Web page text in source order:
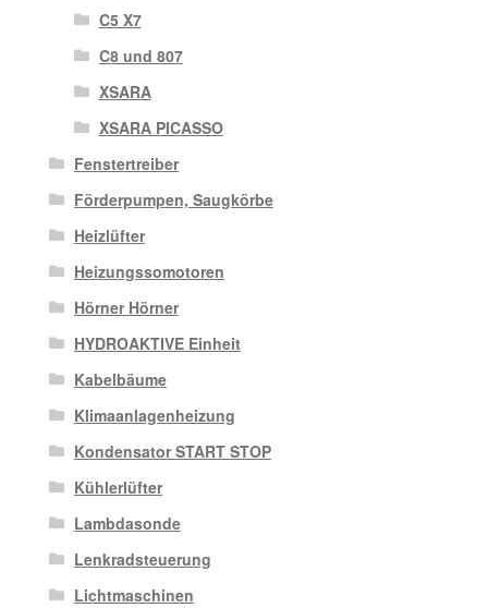
C5 X7
C8 und 807
XSARA
XSARA PICASSO
Fenstertreiber
Förderpumpen, Saugkörbe
Heizlüfter
Heizungssomotoren
Hörner Hörner
HYDROAKTIVE Einheit
Kabelbäume
Klimaanlagenheizung
Kondensator START STOP
Kühlerlüfter
Lambdasonde
Lenkradsteuerung
Lichtmaschinen